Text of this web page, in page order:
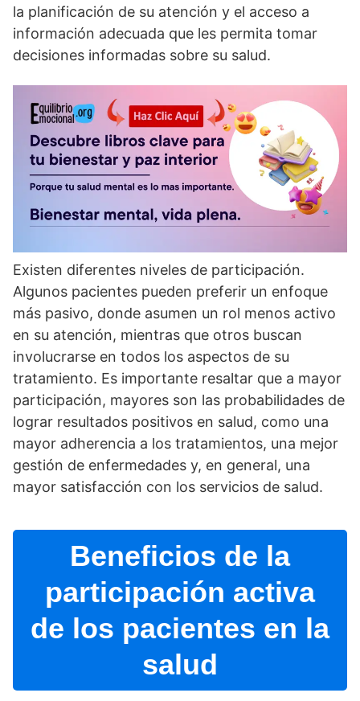
la planificación de su atención y el acceso a
información adecuada que les permita tomar
decisiones informadas sobre su salud.
Existen diferentes niveles de participación.
Algunos pacientes pueden preferir un enfoque
más pasivo, donde asumen un rol menos activo
en su atención, mientras que otros buscan
involucrarse en todos los aspectos de su
tratamiento. Es importante resaltar que a mayor
participación, mayores son las probabilidades de
lograr resultados positivos en salud, como una
mayor adherencia a los tratamientos, una mejor
gestión de enfermedades y, en general, una
mayor satisfacción con los servicios de salud.
Beneficios de la
participación activa
de los pacientes en la
salud